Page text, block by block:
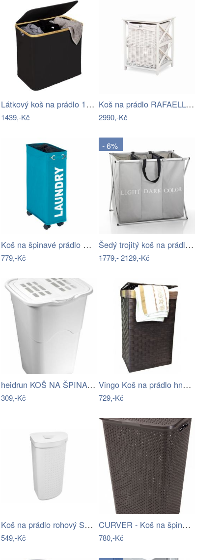
Látkový koš na prádlo 105 l Trio Ecori…
1439,-Kč
Koš na prádlo RAFAELLO Tempo Kondela
2990,-Kč
Koš na špinavé prádlo CORNO, kontejner…
779,-Kč
- 6%
Šedý trojitý koš na prádlo Tomasucci…
1779,-2129,-Kč
heidrun KOŠ NA ŠPINAVÉ PRÁDLO 50L/40X36…
309,-Kč
Vingo Koš na prádlo hnědý Rozměry (cm):…
729,-Kč
Koš na prádlo rohový SEOUL 62 l
549,-Kč
CURVER - Koš na špinavé prádlo Y Style…
780,-Kč